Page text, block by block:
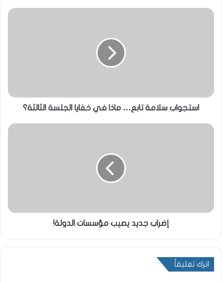
استجواب سلامة تابع… ماذا في خفايا الجلسة الثالثة؟
إضراب جديد يصيب مؤسسات الدولة!
اترك تعليقاً